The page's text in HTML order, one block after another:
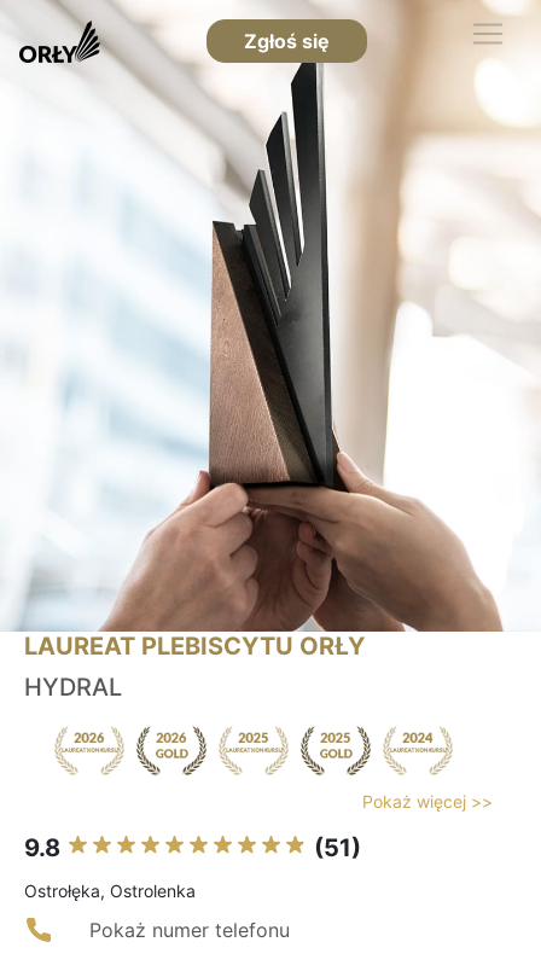
Zgłoś się
LAUREAT PLEBISCYTU ORŁY
HYDRAL
Pokaż więcej >>
9.8 (51)
Ostrołęka, Ostrolenka
Pokaż numer telefonu